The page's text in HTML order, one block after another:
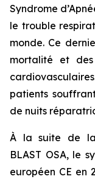
Syndrome
le trouble
monde. Ce
mortalité et
patients
de nuits
À la suite de la
BLAST OSA, le
européen CE en